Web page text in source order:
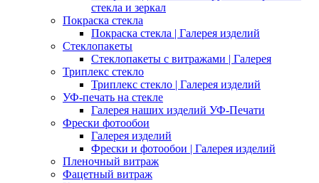
стекла и зеркал
Покраска стекла
Покраска стекла | Галерея изделий
Стеклопакеты
Стеклопакеты с витражами | Галерея
Триплекс стекло
Триплекс стекло | Галерея изделий
УФ-печать на стекле
Галерея наших изделий УФ-Печати
Фрески фотообои
Галерея изделий
Фрески и фотообои | Галерея изделий
Пленочный витраж
Фацетный витраж